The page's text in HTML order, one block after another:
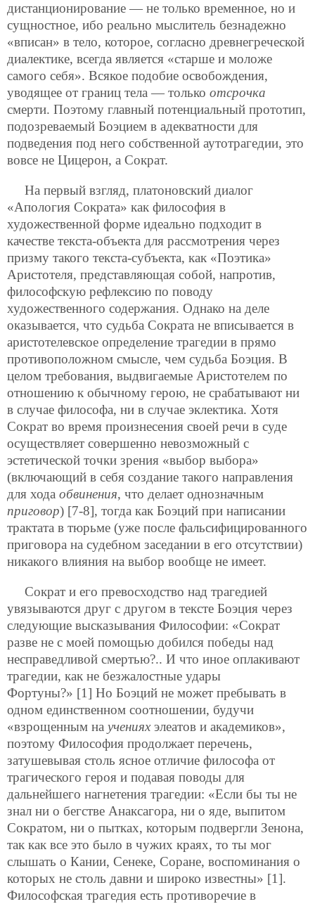
дистанционирование — не только временное, но и
сущностное, ибо реально мыслитель безнадежно
«вписан» в тело, которое, согласно древнегреческой
диалектике, всегда является «старше и моложе
самого себя». Всякое подобие освобождения,
уводящее от границ тела — только отсрочка
смерти. Поэтому главный потенциальный прототип,
подозреваемый Боэцием в адекватности для
подведения под него собственной аутотрагедии, это
вовсе не Цицерон, а Сократ.
На первый взгляд, платоновский диалог
«Апология Сократа» как философия в
художественной форме идеально подходит в
качестве текста-объекта для рассмотрения через
призму такого текста-субъекта, как «Поэтика»
Аристотеля, представляющая собой, напротив,
философскую рефлексию по поводу
художественного содержания. Однако на деле
оказывается, что судьба Сократа не вписывается в
аристотелевское определение трагедии в прямо
противоположном смысле, чем судьба Боэция. В
целом требования, выдвигаемые Аристотелем по
отношению к обычному герою, не срабатывают ни
в случае философа, ни в случае эклектика. Хотя
Сократ во время произнесения своей речи в суде
осуществляет совершенно невозможный с
эстетической точки зрения «выбор выбора»
(включающий в себя создание такого направления
для хода обвинения, что делает однозначным
приговор) [7-8], тогда как Боэций при написании
трактата в тюрьме (уже после фальсифицированного
приговора на судебном заседании в его отсутствии)
никакого влияния на выбор вообще не имеет.
Сократ и его превосходство над трагедией
увязываются друг с другом в тексте Боэция через
следующие высказывания Философии: «Сократ
разве не с моей помощью добился победы над
несправедливой смертью?.. И что иное оплакивают
трагедии, как не безжалостные удары
Фортуны?» [1] Но Боэций не может пребывать в
одном единственном соотношении, будучи
«взрощенным на ученияхэлеатов и академиков»,
поэтому Философия продолжает перечень,
затушевывая столь ясное отличие философа от
трагического героя и подавая поводы для
дальнейшего нагнетения трагедии: «Если бы ты не
знал ни о бегстве Анаксагора, ни о яде, выпитом
Сократом, ни о пытках, которым подвергли Зенона,
так как все это было в чужих краях, то ты мог
слышать о Кании, Сенеке, Соране, воспоминания о
которых не столь давни и широко известны» [1].
Философская трагедия есть противоречие в